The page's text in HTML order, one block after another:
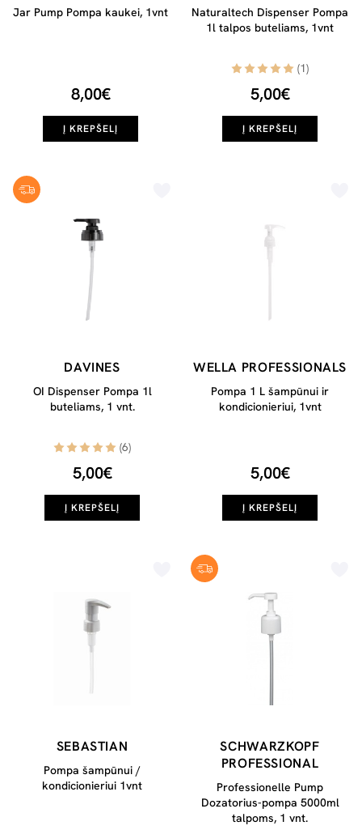
Jar Pump Pompa kaukei, 1vnt
8,00€
Į KREPŠELĮ
Naturaltech Dispenser Pompa
1l talpos buteliams, 1vnt
(1)
5,00€
Į KREPŠELĮ
DAVINES
OI Dispenser Pompa 1l
buteliams, 1 vnt.
(6)
5,00€
Į KREPŠELĮ
WELLA PROFESSIONALS
Pompa 1 L šampūnui ir
kondicionieriui, 1vnt
5,00€
Į KREPŠELĮ
SEBASTIAN
Pompa šampūnui /
kondicionieriui 1vnt
SCHWARZKOPF
PROFESSIONAL
Professionelle Pump
Dozatorius-pompa 5000ml
talpoms, 1 vnt.